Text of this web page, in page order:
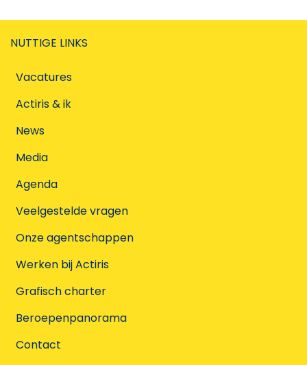
NUTTIGE LINKS
Vacatures
Actiris & ik
News
Media
Agenda
Veelgestelde vragen
Onze agentschappen
Werken bij Actiris
Grafisch charter
Beroepenpanorama
Contact